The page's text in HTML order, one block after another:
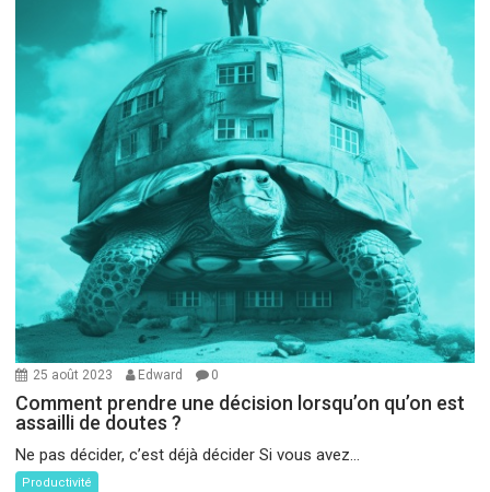
25 août 2023 Edward 0
Comment prendre une décision lorsqu’on qu’on est
assailli de doutes ?
Ne pas décider, c’est déjà décider Si vous avez...
Productivité